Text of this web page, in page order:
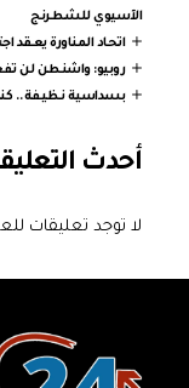
الآسيوي للشطرنج
اتحاد المناورة يعقد
روبيو: واشنطن لن
بسداسية نظيفة..
أحدث
لا توجد تعليقات